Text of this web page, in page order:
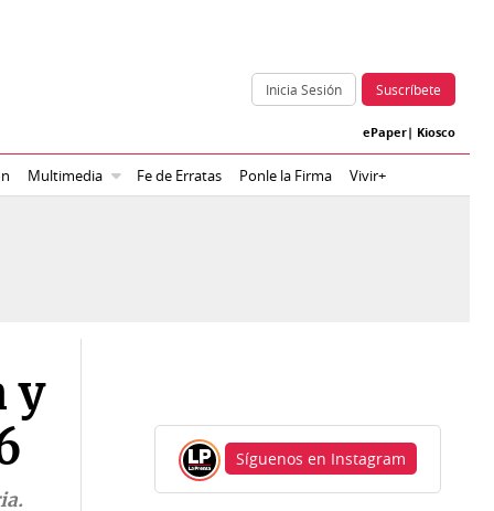
Inicia Sesión Suscríbete
ePaper| Kiosco
Multimedia Fe de Erratas Ponle la Firma Vivir+
y
Síguenos en Instagram